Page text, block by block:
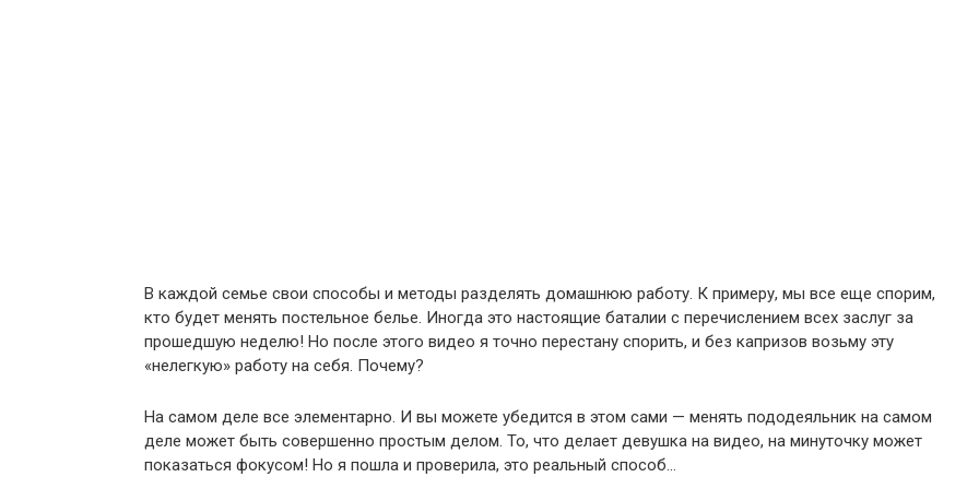
В каждой семье свои способы и методы разделять домашнюю работу. К примеру, мы все еще спорим,
кто будет менять постельное белье. Иногда это настоящие баталии с перечислением всех заслуг за
прошедшую неделю! Но после этого видео я точно перестану спорить, и без капризов возьму эту
«нелегкую» работу на себя. Почему?
На самом деле все элементарно. И вы можете убедится в этом сами — менять пододеяльник на самом
деле может быть совершенно простым делом. То, что делает девушка на видео, на минуточку может
показаться фокусом! Но я пошла и проверила, это реальный способ…